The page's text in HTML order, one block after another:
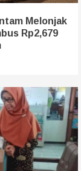
Melonjak
Rp2,679